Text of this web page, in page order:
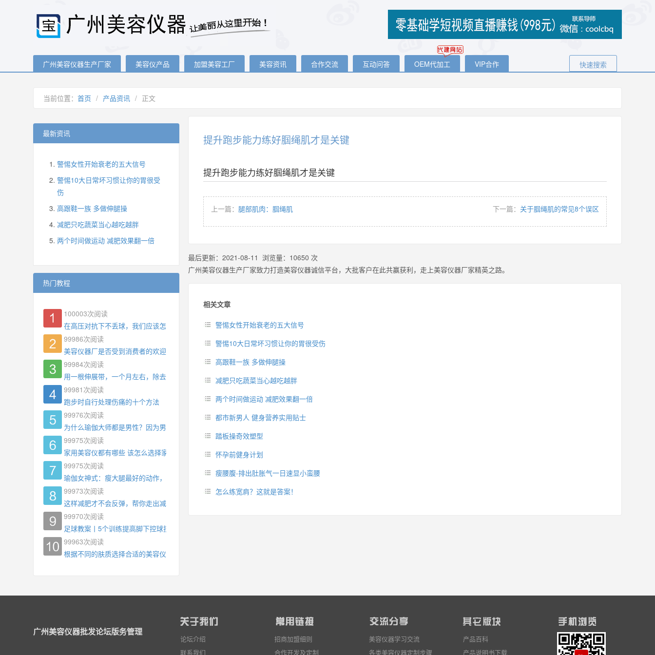
广州美容仪器生产厂家 美容仪产品 加盟美容工厂 美容资讯 合作交流 互动问答 OEM代加工 VIP合作 快速搜索
当前位置： 首页 / 产品资讯 / 正文
提升跑步能力练好腘绳肌才是关键
提升跑步能力练好腘绳肌才是关键
上一篇： 腿部肌肉：腘绳肌 下一篇： 关于腘绳肌的常见8个误区
最后更新： 2021-08-11 浏览量： 10650 次
广州美容仪器生产厂家致力打造美容仪器诚信平台，大批客户在此共赢获利，走上美容仪器厂家精英之路。
相关文章
警惕女性开始衰老的五大信号
警惕10大日常坏习惯让你的胃很受伤
高跟鞋一族 多做伸腿操
减肥只吃蔬菜当心越吃越胖
两个时间做运动 减肥效果翻一倍
都市新男人 健身营养实用贴士
踏板操奇效塑型
怀孕前健身计划
瘦腰腹-排出肚胀气一日速显小蛮腰
怎么练宽肩？这就是答案！
最新资讯
警惕女性开始衰老的五大信号
警惕10大日常坏习惯让你的胃很受
伤
高跟鞋一族 多做伸腿操
减肥只吃蔬菜当心越吃越胖
两个时间做运动 减肥效果翻一倍
热门教程
100003次阅读
在高压对抗下不丢球，我们应该怎么练?
99986次阅读
美容仪器厂是否受到消费者的欢迎
99984次阅读
用一根伸展带，一个月左右，除去了手臂拜拜肉，背也变薄了
99981 次阅读
跑步时自行处理伤痛的十个方法
99976次阅读
为什么瑜伽大师都是男性？因为男权，让女性失去同等的机会
99975次阅读
家用美容仪都有哪些 该怎么选择家用美容仪
99975次阅读
瑜伽女神式：瘦大腿最好的动作，没有之一，为什么你练了没效果？
99973次阅读
这样减肥才不会反弹，帮你走出减肥瓶颈
99970次阅读
足球教案丨5个训练提高脚下控球技术
99963次阅读
根据不同的肤质选择合适的美容仪器
广州美容仪器批发论坛版务管理
论坛介绍
联系我们
招商加盟细则
合作开发及定制
美容仪器学习交流
各类美容仪器定制步骤
产品百科
产品说明书下载